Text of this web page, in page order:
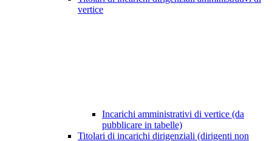
vertice
Incarichi amministrativi di vertice (da
pubblicare in tabelle)
Titolari di incarichi dirigenziali (dirigenti non